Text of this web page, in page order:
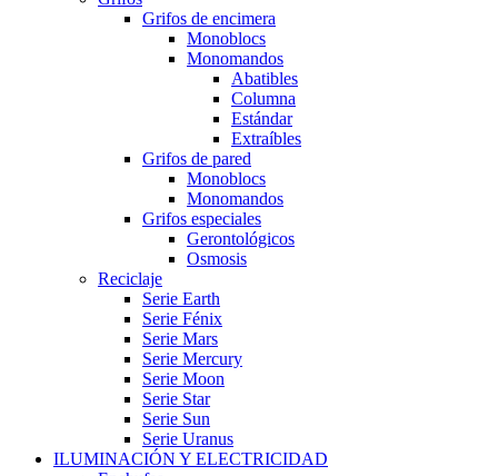
Grifos de encimera
Monoblocs
Monomandos
Abatibles
Columna
Estándar
Extraíbles
Grifos de pared
Monoblocs
Monomandos
Grifos especiales
Gerontológicos
Osmosis
Reciclaje
Serie Earth
Serie Fénix
Serie Mars
Serie Mercury
Serie Moon
Serie Star
Serie Sun
Serie Uranus
ILUMINACIÓN Y ELECTRICIDAD